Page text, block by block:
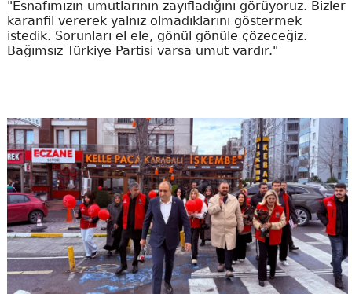
"Esnafımızın umutlarının zayıfladığını görüyoruz. Bizler
karanfil vererek yalnız olmadıklarını göstermek
istedik. Sorunları el ele, gönül gönüle çözeceğiz.
Bağımsız Türkiye Partisi varsa umut vardır."